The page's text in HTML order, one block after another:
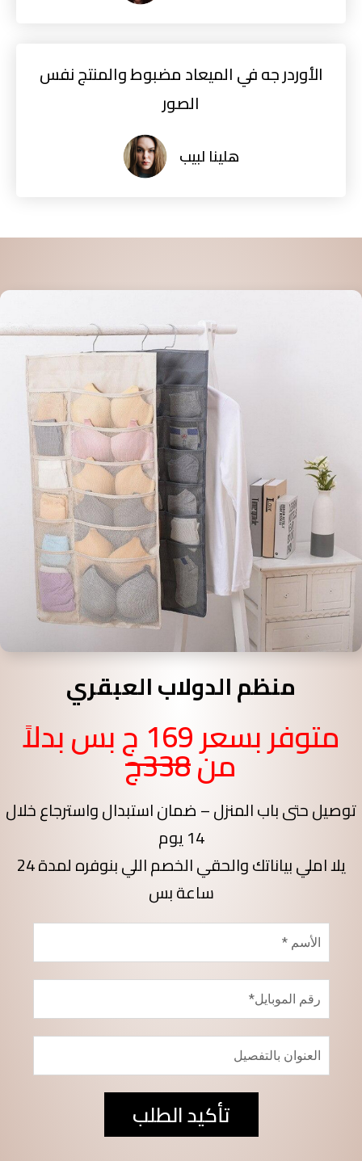
الأوردر جه في الميعاد مضبوط والمنتج نفس
الصور
هلينا لبيب
منظم الدولاب العبقري
متوفر بسعر 169 ج بس بدلاً
من338ج
توصيل حتى باب المنزل – ضمان استبدال واسترجاع خلال
14 يوم
يلا املي بياناتك والحقي الخصم اللي بنوفره لمدة 24
ساعة بس
تأكيد الطلب